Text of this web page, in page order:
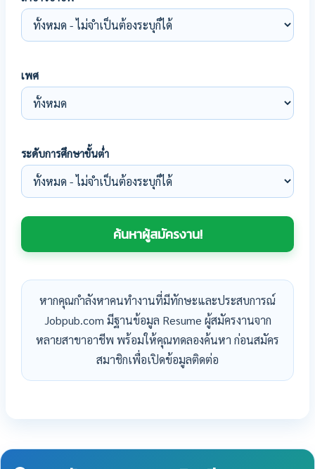
เพศ
ระดับการศึกษาขั้นต่ำ
หากคุณกำลังหาคนทำงานที่มีทักษะและประสบการณ์
Jobpub.com มีฐานข้อมูล Resume ผู้สมัครงานจาก
หลายสาขาอาชีพ พร้อมให้คุณทดลองค้นหา ก่อนสมัคร
สมาชิกเพื่อเปิดข้อมูลติดต่อ